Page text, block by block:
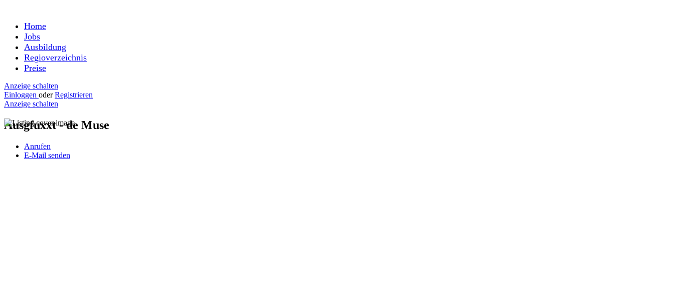
Home
Jobs
Ausbildung
Regioverzeichnis
Preise
Anzeige schalten
Einloggen oder Registrieren
Anzeige schalten
Ausgfuxxt - de Muse
Anrufen
E-Mail senden